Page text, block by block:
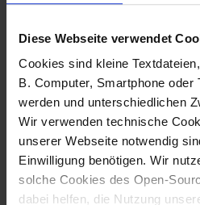
Diese Webseite verwendet
Cookies sind kleine
B. Computer, Smartphone oder
werden und unterschiedlichen
Wir verwenden technische
unserer Webseite notwendig
Einwilligung benötigen. Wir
solche Cookies des Open-
dabei helfen, die Nutzung
Fotografo: Lorenz
Sternbach
Download